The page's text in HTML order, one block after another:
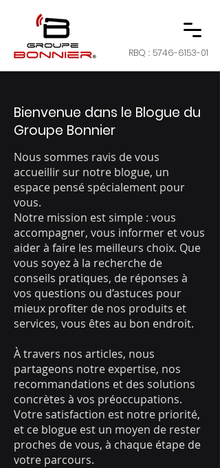
RBQ : 5746-6153-01
Bienvenue dans le Blogue du
Groupe Bonnier
Nous sommes ravis de vous
accueillir sur notre blogue, un
espace pensé spécialement pour
vous.
Notre mission est simple : vous
accompagner, vous informer et vous
aider à faire les meilleurs choix. Que
vous soyez à la recherche de
conseils pratiques, de réponses à
vos questions ou d’astuces pour
mieux profiter de nos produits et
services, vous êtes au bon endroit.
À travers nos articles, nous
partageons notre expertise, nos
recommandations et des solutions
concrètes à vos préoccupations.
Votre satisfaction est notre priorité,
et ce blogue est un moyen de rester
proches de vous, à chaque étape de
votre parcours.